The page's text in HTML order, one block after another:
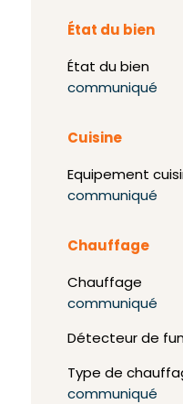
État du bien
État du bien
communiqué
Cuisine
Equipement
communiqué
Chauffage
Chauffage
communiqué
Détecteur de
Type de
communiqué